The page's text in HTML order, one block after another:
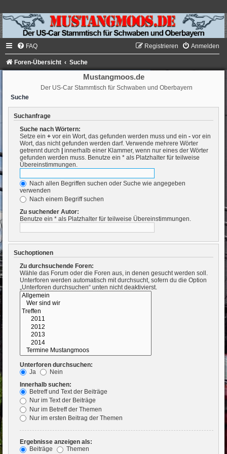
FAQ Anmelden
Registrieren
Foren-Übersicht Suche
Mustangmoos.de
Der US-Car Stammtisch für Schwaben und Oberbayern
Suche
Suchanfrage
Suche nach Wörtern:
Setze ein + vor ein Wort, das gefunden werden muss und ein - vor ein
Wort, das nicht gefunden werden darf. Verwende mehrere Wörter
getrennt durch | innerhalb einer Klammer, wenn nur eines der Wörter
gefunden werden muss. Benutze ein * als Platzhalter für teilweise
Übereinstimmungen.
Nach allen Begriffen suchen oder Suche wie angegeben
verwenden
Nach einem Begriff suchen
Zu suchender Autor:
Benutze ein * als Platzhalter für teilweise Übereinstimmungen.
Suchoptionen
Zu durchsuchende Foren:
Wähle das Forum oder die Foren aus, in denen gesucht werden soll.
Unterforen werden automatisch mit durchsucht, sofern du die Option
„Unterforen durchsuchen“ unten nicht deaktivierst.
Unterforen durchsuchen:
Ja
Nein
Innerhalb suchen:
Betreff und Text der Beiträge
Nur im Text der Beiträge
Nur im Betreff der Themen
Nur im ersten Beitrag der Themen
Ergebnisse anzeigen als:
Beiträge
Themen